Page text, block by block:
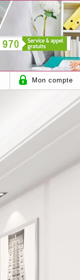
Mon compte